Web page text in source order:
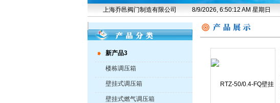
上海乔邑阀门制造有限公司 8/9/2026, 6:50:12 AM 星期日
新产品3
楼栋调压箱
壁挂式调压箱
壁挂式燃气调压箱